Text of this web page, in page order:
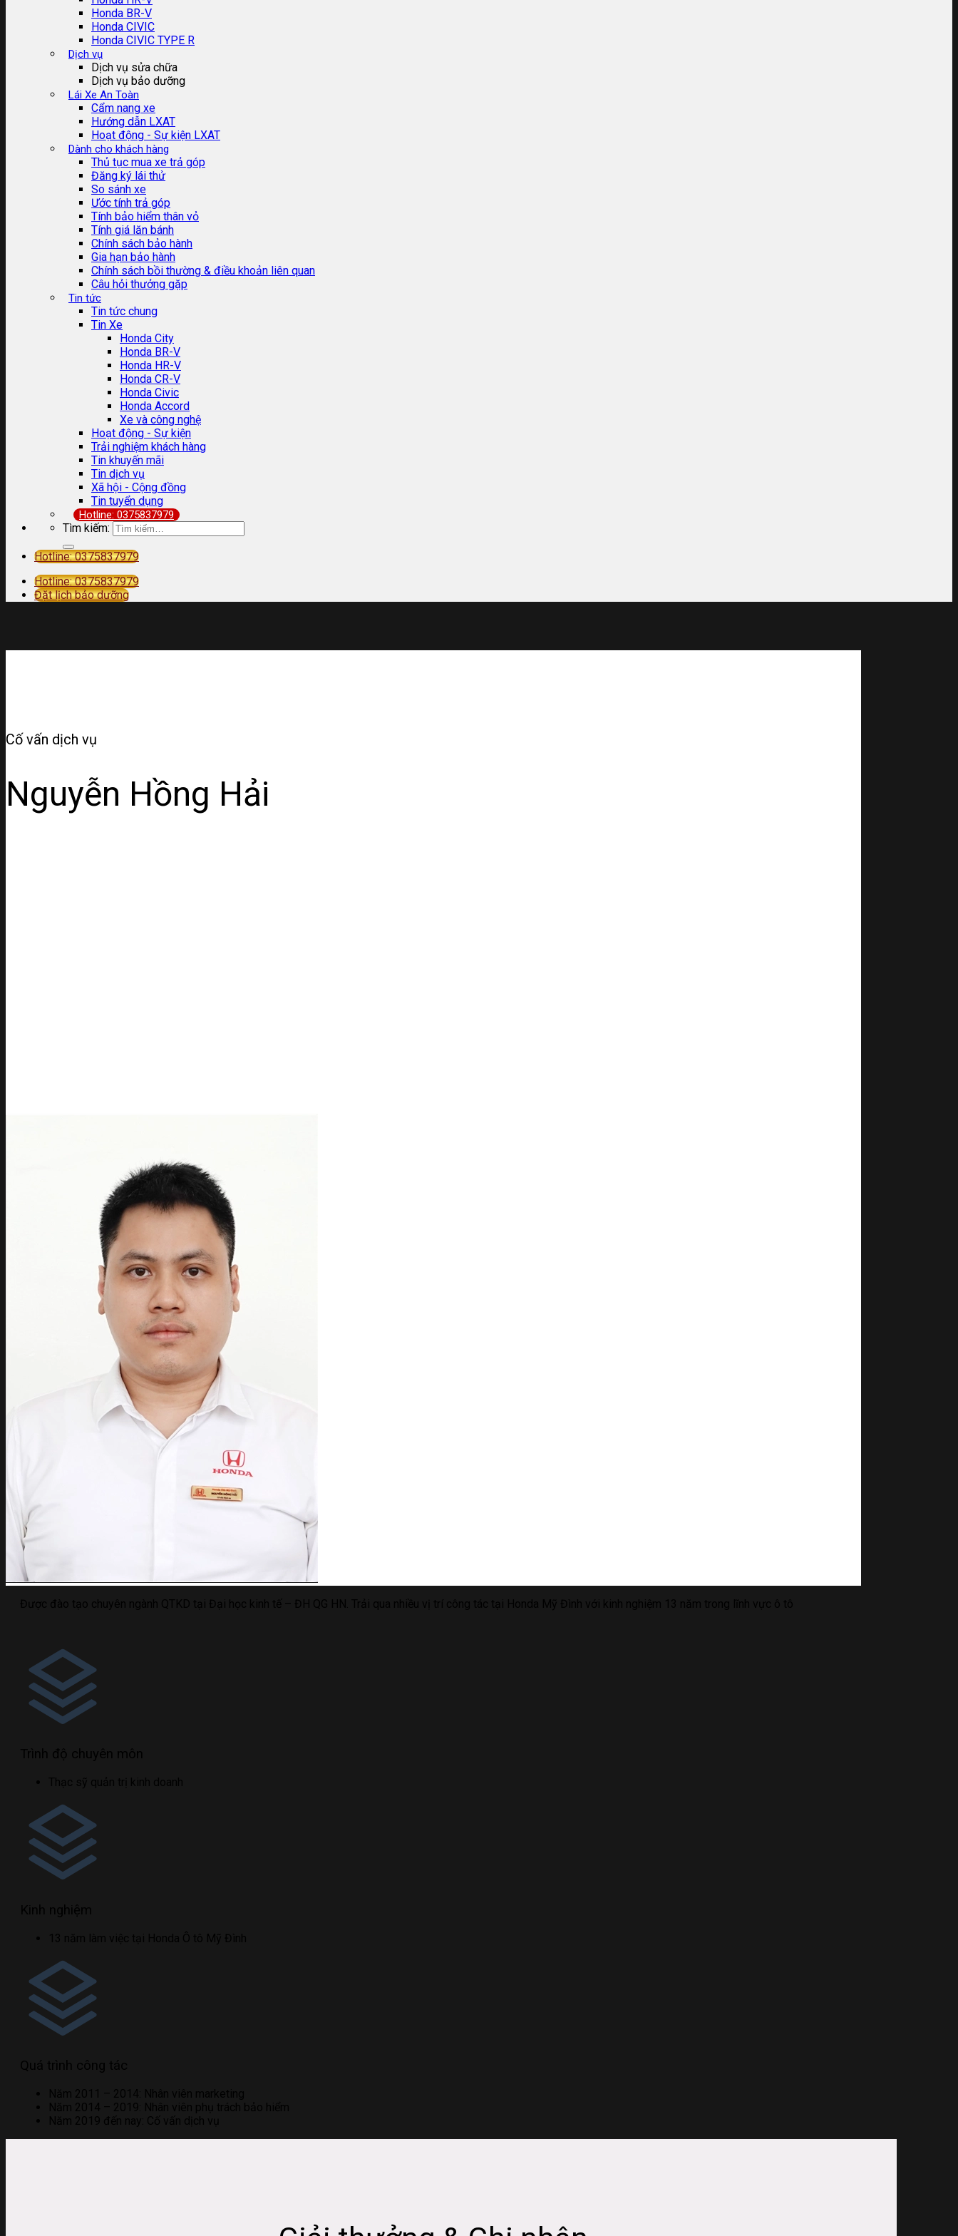
Honda BR-V
Honda CIVIC
Honda CIVIC TYPE R
Dịch vụ
Dịch vụ sửa chữa
Dịch vụ bảo dưỡng
Lái Xe An Toàn
Cẩm nang xe
Hướng dẫn LXAT
Hoạt động - Sự kiện LXAT
Dành cho khách hàng
Thủ tục mua xe trả góp
Đăng ký lái thử
So sánh xe
Ước tính trả góp
Tính bảo hiểm thân vỏ
Tính giá lăn bánh
Chính sách bảo hành
Gia hạn bảo hành
Chính sách bồi thường & điều khoản liên quan
Câu hỏi thưởng gặp
Tin tức
Tin tức chung
Tin Xe
Honda City
Honda BR-V
Honda HR-V
Honda CR-V
Honda Civic
Honda Accord
Xe và công nghệ
Hoạt động - Sự kiện
Trải nghiệm khách hàng
Tin khuyến mãi
Tin dịch vụ
Xã hội - Cộng đồng
Tin tuyển dụng
Hotline: 0375837979
Tìm kiếm:
Hotline: 0375837979
Hotline: 0375837979
Đặt lịch bảo dưỡng
Cố vấn dịch vụ
Nguyễn Hồng Hải